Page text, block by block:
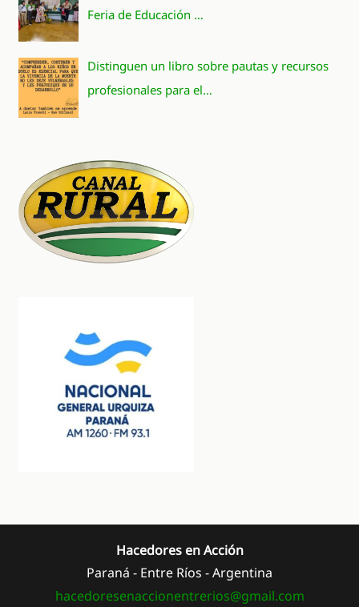
Feria de Educación …
Distinguen un libro sobre pautas y recursos
profesionales para el…
Hacedores en Acción
Paraná - Entre Ríos - Argentina
hacedoresenaccionentrerios@gmail.com